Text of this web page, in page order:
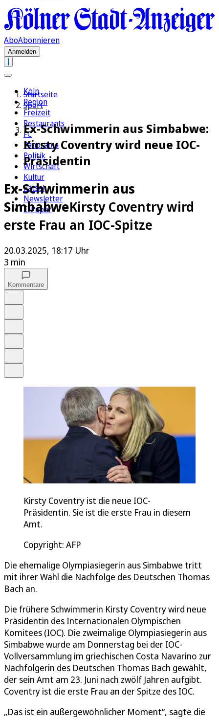
AboAbonnieren
Anmelden
Köln
Region
Freizeit
Restaurants
FC
Panorama
Politik
Wirtschaft
Kultur
Rätsel
Newsletter
E-Paper
Startseite
Sport
Ex-Schwimmerin aus Simbabwe:
Kirsty Coventry wird neue IOC-
Präsidentin
Ex-Schwimmerin aus
SimbabweKirsty Coventry wird
erste Frau an IOC-Spitze
20.03.2025, 18:17 Uhr
3 min
Kommentare
Kirsty Coventry ist die neue IOC-
Präsidentin. Sie ist die erste Frau in diesem
Amt.
Copyright: AFP
Die ehemalige Olympiasiegerin aus Simbabwe tritt
mit ihrer Wahl die Nachfolge des Deutschen Thomas
Bach an.
Die frühere Schwimmerin Kirsty Coventry wird neue
Präsidentin des Internationalen Olympischen
Komitees (IOC). Die zweimalige Olympiasiegerin aus
Simbabwe wurde am Donnerstag bei der IOC-
Vollversammlung im griechischen Costa Navarino zur
Nachfolgerin des Deutschen Thomas Bach gewählt,
der sein Amt am 23. Juni nach zwölf Jahren aufgibt.
Coventry ist die erste Frau an der Spitze des IOC.
„Das ist ein außergewöhnlicher Moment“, sagte die